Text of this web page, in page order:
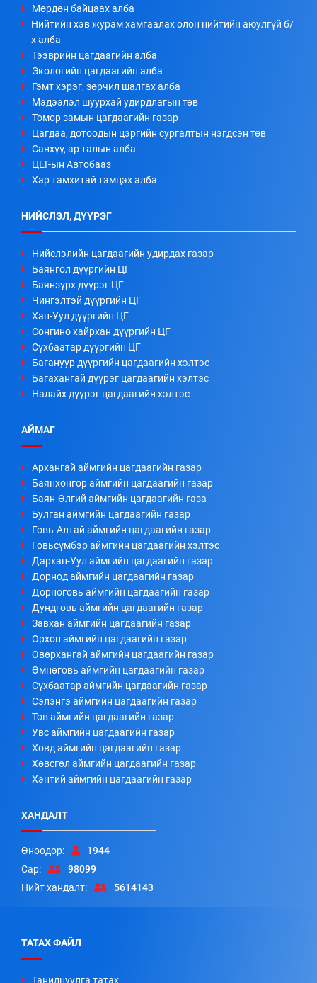
Мөрдөн байцаах алба
Нийтийн хэв журам хамгаалах олон нийтийн аюулгүй б/
х алба
Тээврийн цагдаагийн алба
Экологийн цагдаагийн алба
Гэмт хэрэг, зөрчил шалгах алба
Мэдээлэл шуурхай удирдлагын төв
Төмөр замын цагдаагийн газар
Цагдаа, дотоодын цэргийн сургалтын нэгдсэн төв
Санхүү, ар талын алба
ЦЕГ-ын Автобааз
Хар тамхитай тэмцэх алба
НИЙСЛЭЛ, ДҮҮРЭГ
Нийслэлийн цагдаагийн удирдах газар
Баянгол дүүргийн ЦГ
Баянзүрх дүүрэг ЦГ
Чингэлтэй дүүргийн ЦГ
Хан-Уул дүүргийн ЦГ
Сонгино хайрхан дүүргийн ЦГ
Сүхбаатар дүүргийн ЦГ
Багануур дүүргийн цагдаагийн хэлтэс
Багахангай дүүрэг цагдаагийн хэлтэс
Налайх дүүрэг цагдаагийн хэлтэс
АЙМАГ
Архангай аймгийн цагдаагийн газар
Баянхонгор аймгийн цагдаагийн газар
Баян-Өлгий аймгийн цагдаагийн газа
Булган аймгийн цагдаагийн газар
Говь-Алтай аймгийн цагдаагийн газар
Говьсүмбэр аймгийн цагдаагийн хэлтэс
Дархан-Уул аймгийн цагдаагийн газар
Дорнод аймгийн цагдаагийн газар
Дорноговь аймгийн цагдаагийн газар
Дундговь аймгийн цагдаагийн газар
Завхан аймгийн цагдаагийн газар
Орхон аймгийн цагдаагийн газар
Өвөрхангай аймгийн цагдаагийн газар
Өмнөговь аймгийн цагдаагийн газар
Сүхбаатар аймгийн цагдаагийн газар
Сэлэнгэ аймгийн цагдаагийн газар
Төв аймгийн цагдаагийн газар
Увс аймгийн цагдаагийн газар
Ховд аймгийн цагдаагийн газар
Хөвсгөл аймгийн цагдаагийн газар
Хэнтий аймгийн цагдаагийн газар
ХАНДАЛТ
Өнөөдөр:
1944
Сар:
98099
Нийт хандалт:
5614143
ТАТАХ ФАЙЛ
Танилцуулга татах